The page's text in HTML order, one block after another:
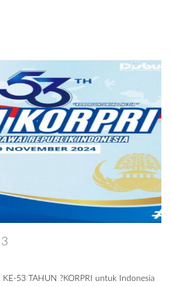
KE-53 TAHUN ?KORPRI untuk Indonesia